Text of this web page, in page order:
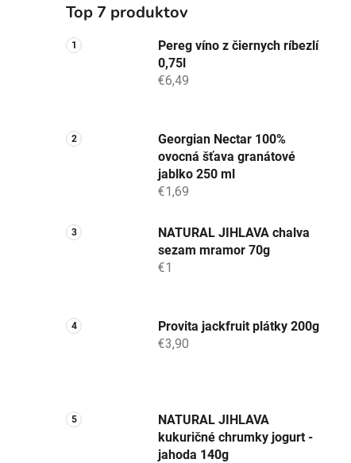
Top 7 produktov
Pereg víno z čiernych ríbezlí
0,75l
€6,49
Georgian Nectar 100%
ovocná šťava granátové
jablko 250 ml
€1,69
NATURAL JIHLAVA chalva
sezam mramor 70g
€1
Provita jackfruit plátky 200g
€3,90
NATURAL JIHLAVA
kukuričné chrumky jogurt -
jahoda 140g